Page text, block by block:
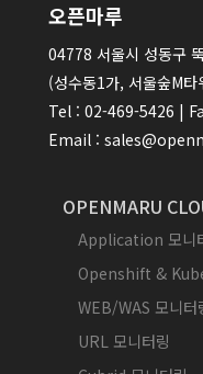
오픈마루
04778 서울시 성동구
(성수동1가, 서울숲M타
Tel : 02-469-5426 |
Email :
OPENMARU
Application 모니
Openshift &
WEB/WAS 모니터
URL 모니터링